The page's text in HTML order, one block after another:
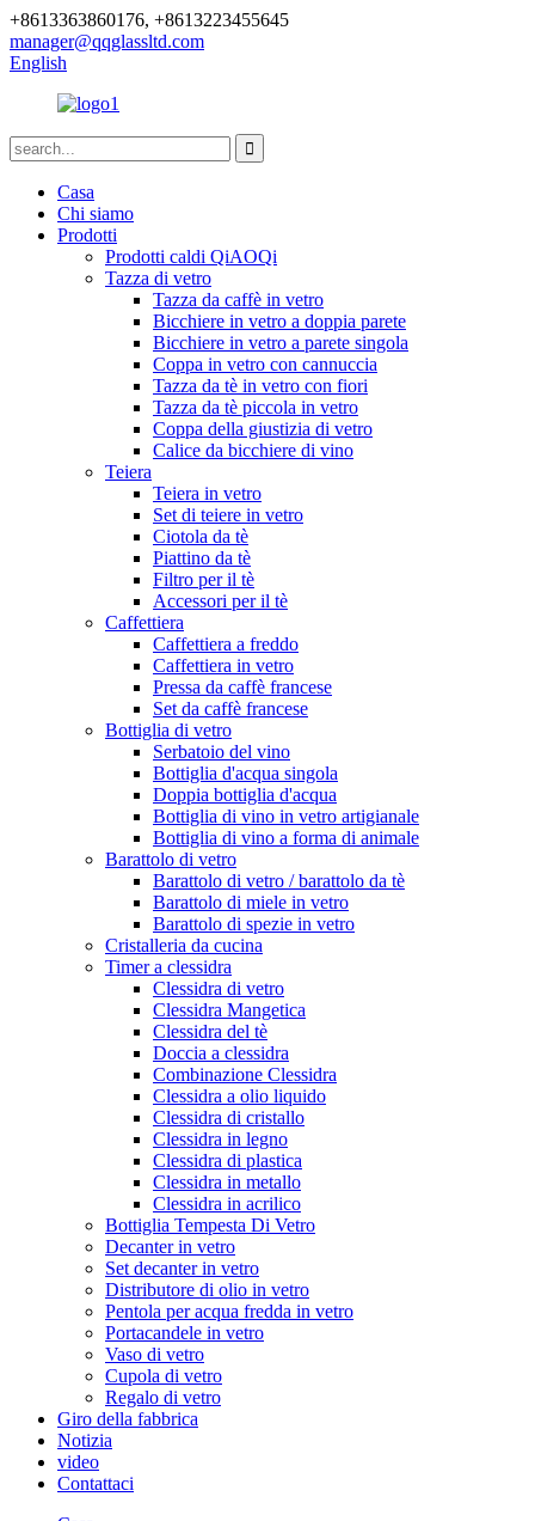
+8613363860176, +8613223455645
manager@qqglassltd.com
English
Casa
Chi siamo
Prodotti
Prodotti caldi QiAOQi
Tazza di vetro
Tazza da caffè in vetro
Bicchiere in vetro a doppia parete
Bicchiere in vetro a parete singola
Coppa in vetro con cannuccia
Tazza da tè in vetro con fiori
Tazza da tè piccola in vetro
Coppa della giustizia di vetro
Calice da bicchiere di vino
Teiera
Teiera in vetro
Set di teiere in vetro
Ciotola da tè
Piattino da tè
Filtro per il tè
Accessori per il tè
Caffettiera
Caffettiera a freddo
Caffettiera in vetro
Pressa da caffè francese
Set da caffè francese
Bottiglia di vetro
Serbatoio del vino
Bottiglia d'acqua singola
Doppia bottiglia d'acqua
Bottiglia di vino in vetro artigianale
Bottiglia di vino a forma di animale
Barattolo di vetro
Barattolo di vetro / barattolo da tè
Barattolo di miele in vetro
Barattolo di spezie in vetro
Cristalleria da cucina
Timer a clessidra
Clessidra di vetro
Clessidra Mangetica
Clessidra del tè
Doccia a clessidra
Combinazione Clessidra
Clessidra a olio liquido
Clessidra di cristallo
Clessidra in legno
Clessidra di plastica
Clessidra in metallo
Clessidra in acrilico
Bottiglia Tempesta Di Vetro
Decanter in vetro
Set decanter in vetro
Distributore di olio in vetro
Pentola per acqua fredda in vetro
Portacandele in vetro
Vaso di vetro
Cupola di vetro
Regalo di vetro
Giro della fabbrica
Notizia
video
Contattaci